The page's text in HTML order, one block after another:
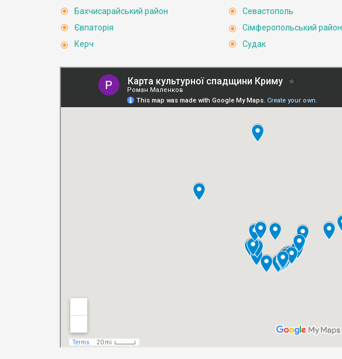
Бахчисарайський район
Євпаторія
Керч
Севастополь
Сімферопольський район
Судак